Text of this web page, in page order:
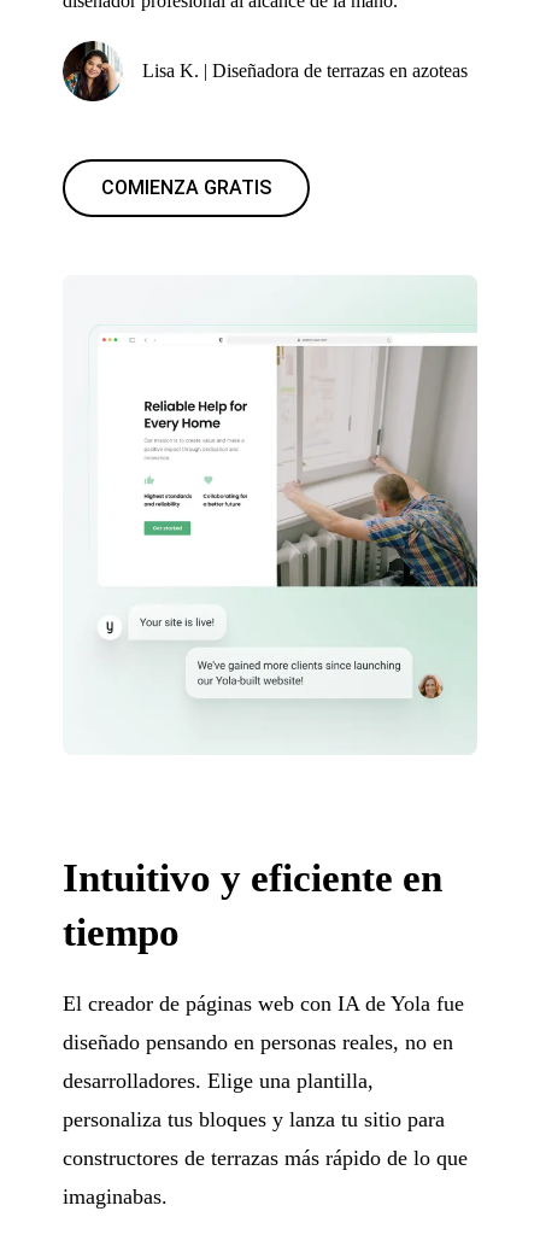
Lisa K. | Diseñadora de terrazas en azoteas
COMIENZA GRATIS
Intuitivo y eficiente en
tiempo
El creador de páginas web con IA de Yola fue
diseñado pensando en personas reales, no en
desarrolladores. Elige una plantilla,
personaliza tus bloques y lanza tu sitio para
constructores de terrazas más rápido de lo que
imaginabas.